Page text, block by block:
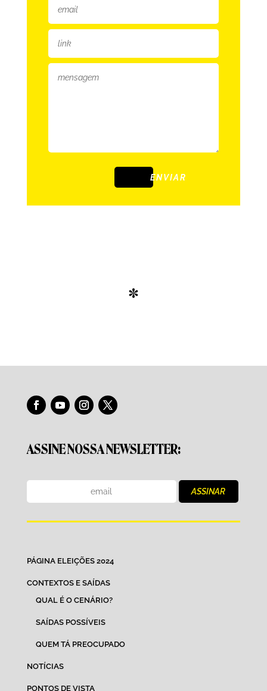
ENVIAR
*
ASSINE NOSSA NEWSLETTER:
PÁGINA ELEIÇÕES 2024
CONTEXTOS E SAÍDAS
QUAL É O CENÁRIO?
SAÍDAS POSSÍVEIS
QUEM TÁ PREOCUPADO
NOTÍCIAS
PONTOS DE VISTA